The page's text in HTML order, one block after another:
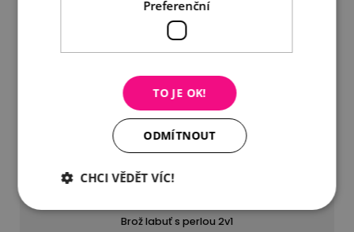
Brož labuť s perlou 2v1
Preferenční
TO JE OK!
ODMÍTNOUT
CHCI VĚDĚT VÍC!